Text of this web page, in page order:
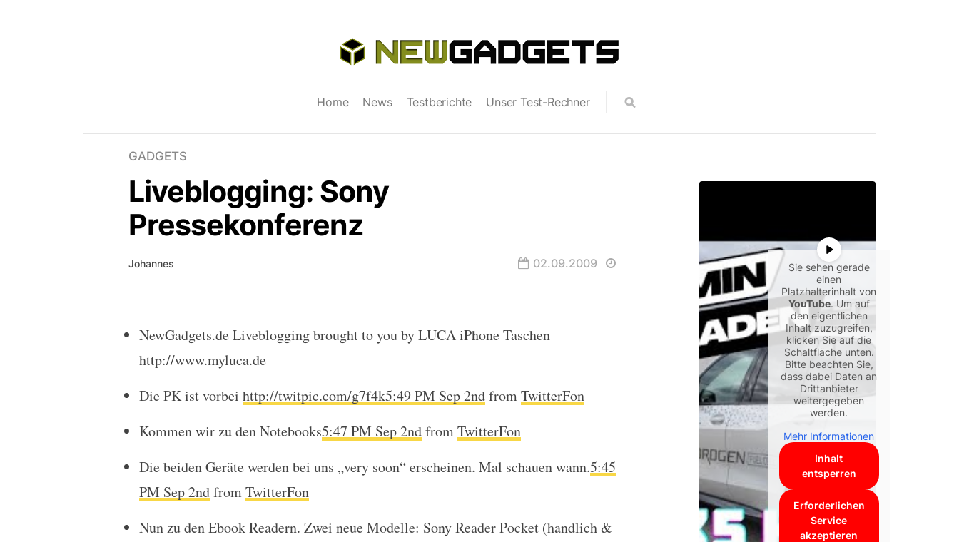
Home News Testberichte Unser Test-Rechner
GADGETS
Liveblogging: Sony
Pressekonferenz
Johannes 02.09.2009
Liveblogging: Sony Pressekonferenz
NewGadgets.de Liveblogging brought to you by LUCA iPhone Taschen
http://www.myluca.de
Die PK ist vorbei http://twitpic.com/g7f4k5:49 PM Sep 2nd fromTwitterFon
Kommen wir zu den Notebooks5:47 PM Sep 2nd fromTwitterFon
Die beiden Geräte werden bei uns „very soon“ erscheinen. Mal schauen wann.5:45
PM Sep 2nd fromTwitterFon
Nun zu den Ebook Readern. Zwei neue Modelle: Sony Reader Pocket (handlich &
Sie sehen gerade
einen
Platzhalterinhalt von
YouTube. Um auf
den eigentlichen
Inhalt zuzugreifen,
klicken Sie auf die
Schaltfläche unten.
Bitte beachten Sie,
dass dabei Daten an
Drittanbieter
weitergegeben
werden.
Mehr Informationen
Inhalt
entsperren
Erforderlichen
Service
akzeptieren